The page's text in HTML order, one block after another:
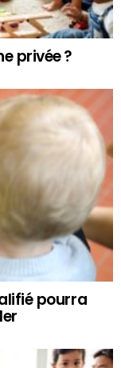
privée ?
pourra